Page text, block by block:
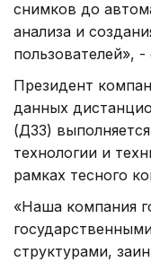
снимков до
анализа и
пользователей», -
Президент
данных
(ДЗЗ)
технологии и
рамках тесного
«Наша компания
структурами,